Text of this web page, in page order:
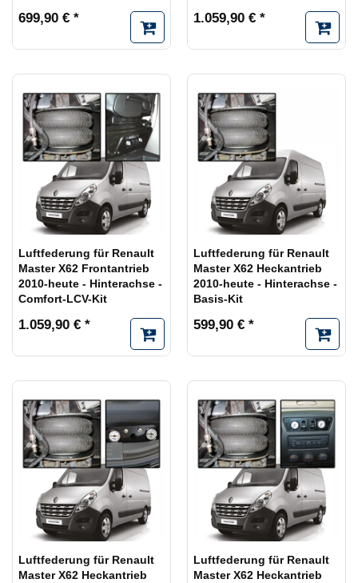
699,90 € * 1.059,90 € *
Luftfederung für Renault
Master X62 Frontantrieb
2010-heute - Hinterachse -
Comfort-LCV-Kit
1.059,90 € *
Luftfederung für Renault
Master X62 Heckantrieb
2010-heute - Hinterachse -
Basis-Kit
599,90 € *
Luftfederung für Renault
Master X62 Heckantrieb
Luftfederung für Renault
Master X62 Heckantrieb